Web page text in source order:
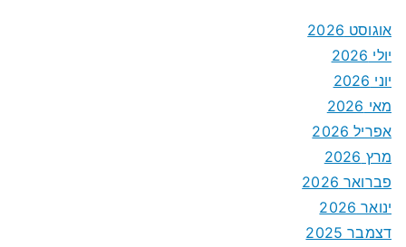
אוגוסט 2026
יולי 2026
יוני 2026
מאי 2026
אפריל 2026
מרץ 2026
פברואר 2026
ינואר 2026
דצמבר 2025